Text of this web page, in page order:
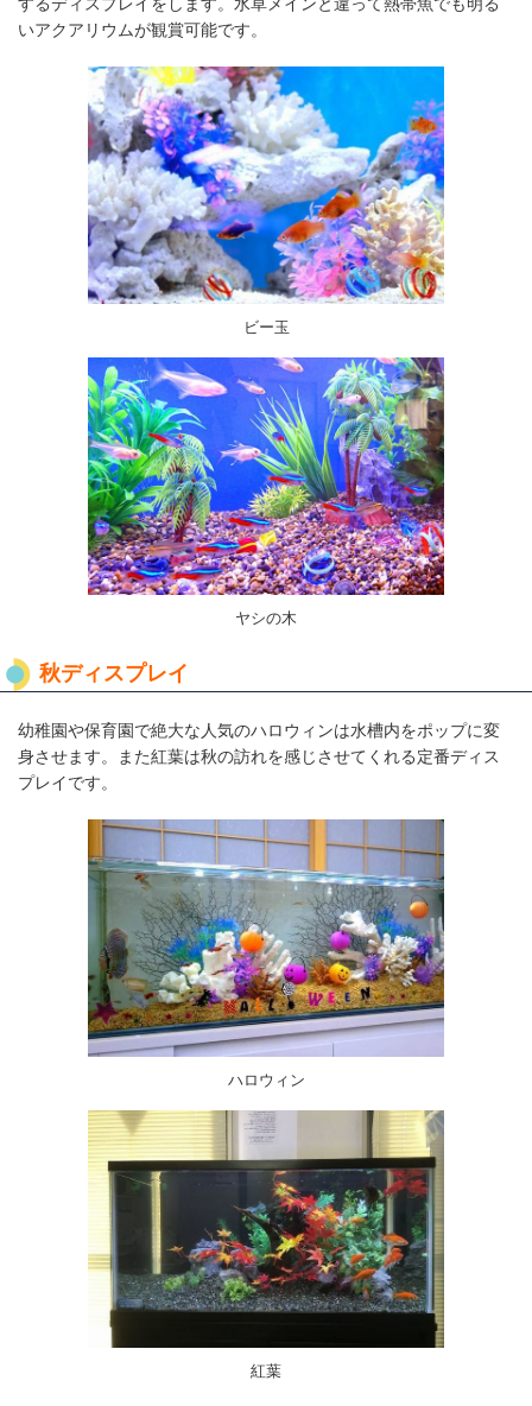
いアクアリウムが観賞可能です。
ビー玉
ヤシの木
秋ディスプレイ
幼稚園や保育園で絶大な人気のハロウィンは水槽内をポップに変
身させます。また紅葉は秋の訪れを感じさせてくれる定番ディス
プレイです。
ハロウィン
紅葉